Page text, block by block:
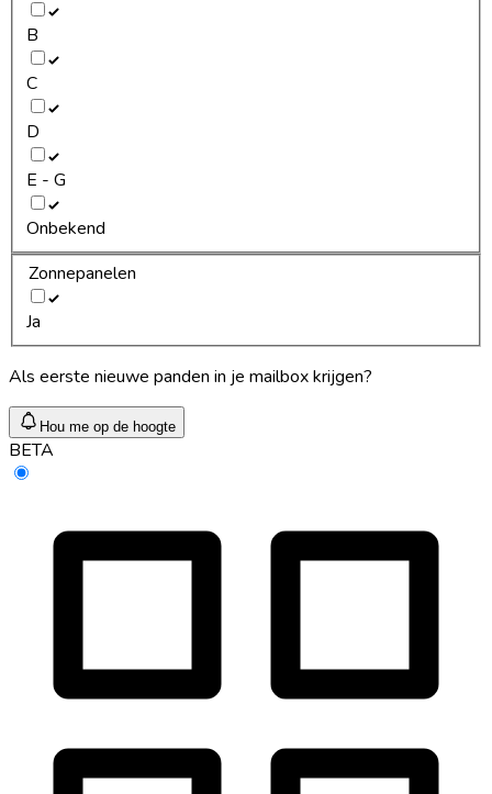
B
C
D
E - G
Onbekend
Zonnepanelen
Ja
Als eerste nieuwe panden in je mailbox krijgen?
Hou me op de hoogte
BETA